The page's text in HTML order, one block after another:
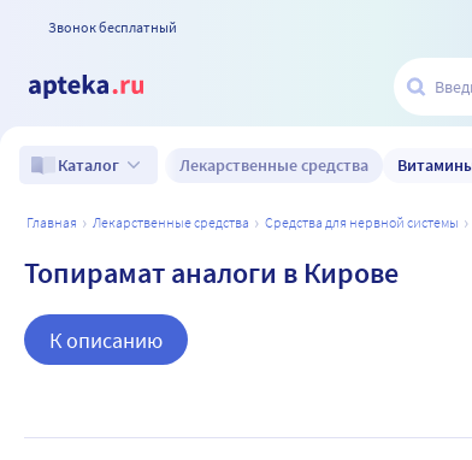
Звонок бесплатный
Каталог Лекарственные средства
главная лекарственные средства средства для нервной системы
Топирамат аналоги в Кирове
К описанию